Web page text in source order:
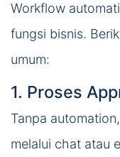
Workflow
fungsi bisnis.
umum:
1. Proses
Tanpa
melalui chat atau